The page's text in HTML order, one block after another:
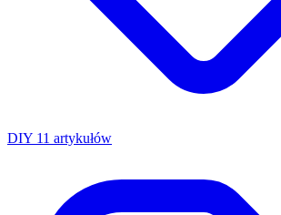
DIY 11 artykułów